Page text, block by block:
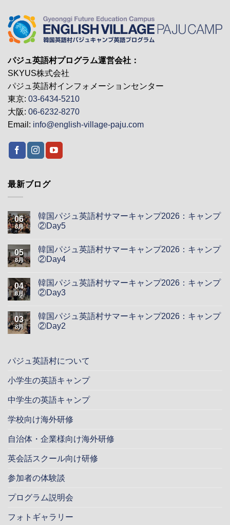
パジュ英語村プログラム運営会社：
SKYUS株式会社
パジュ英語村インフォメーションセンター
東京: 03-6434-5210
大阪: 06-6232-8270
Email: info@english-village-paju.com
最新ブログ
06
8月
韓国パジュ英語村サマーキャンプ2026：キャンプ
②Day5
05
8月
韓国パジュ英語村サマーキャンプ2026：キャンプ
②Day4
04
8月
韓国パジュ英語村サマーキャンプ2026：キャンプ
②Day3
03
8月
韓国パジュ英語村サマーキャンプ2026：キャンプ
②Day2
パジュ英語村について
小学生の英語キャンプ
中学生の英語キャンプ
学校向け海外研修
自治体・企業様向け海外研修
英会話スクール向け研修
参加者の体験談
プログラム説明会
フォトギャラリー